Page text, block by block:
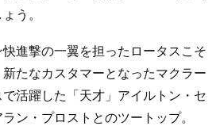
う。
進撃の一翼を担ったロータスこそ
たなカスタマーとなったマクラー
活躍した「天才」アイルトン・セ
ン・プロストとのツートップ。